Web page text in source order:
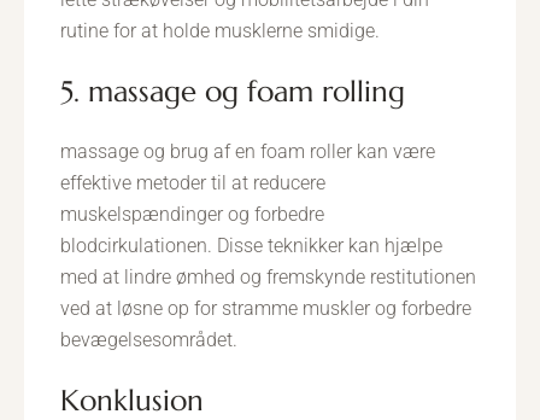
rutine for at holde musklerne smidige.
5. massage og foam rolling
massage og brug af en foam roller kan være
effektive metoder til at reducere
muskelspændinger og forbedre
blodcirkulationen. Disse teknikker kan hjælpe
med at lindre ømhed og fremskynde restitutionen
ved at løsne op for stramme muskler og forbedre
bevægelsesområdet.
konklusion